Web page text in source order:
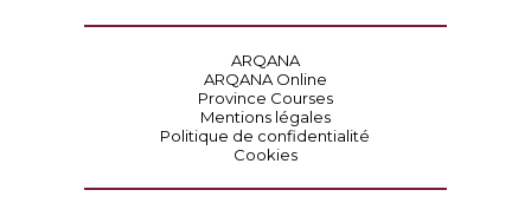
ARQANA
ARQANA Online
Province Courses
Mentions légales
Politique de confidentialité
Cookies